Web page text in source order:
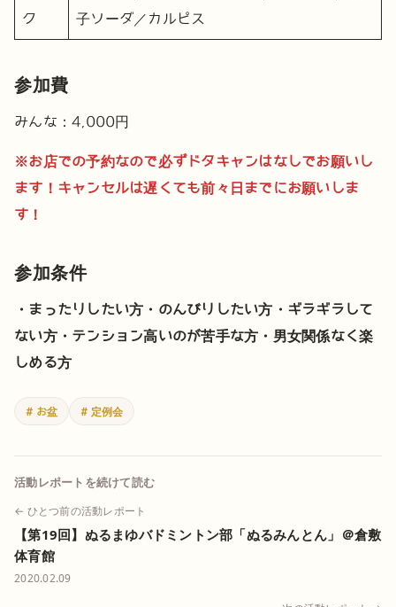
ク
子ソーダ／カルピス
参加費
みんな：4,000円
※お店での予約なので必ずドタキャンはなしでお願いし
ます！キャンセルは遅くても前々日までにお願いしま
す！
参加条件
・まったりしたい方 ・のんびりしたい方 ・ギラギラして
ない方・テンション高いのが苦手な方 ・男女関係なく楽
しめる方
# お盆 # 定例会
活動レポートを続けて読む
← ひとつ前の活動レポート
【第19回】ぬるまゆバドミントン部「ぬるみんとん」＠倉敷
体育館
2020.02.09